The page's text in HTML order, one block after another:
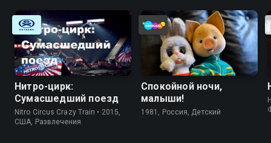
Нитро-цирк:
Сумасшедший поезд
Nitro Circus Crazy Train • 2015,
США, Развлечения
Спокойной ночи,
малыши!
1981, Россия, Детский